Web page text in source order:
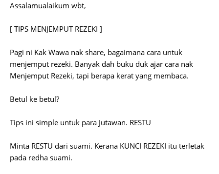
Assalamualaikum wbt,
[ TIPS MENJEMPUT REZEKI ]
Pagi ni Kak Wawa nak share, bagaimana cara untuk
menjemput rezeki. Banyak dah buku duk ajar cara nak
Menjemput Rezeki, tapi berapa kerat yang membaca.
Betul ke betul?
Tips ini simple untuk para Jutawan. RESTU
Minta RESTU dari suami. Kerana KUNCI REZEKI itu terletak
pada redha suami.